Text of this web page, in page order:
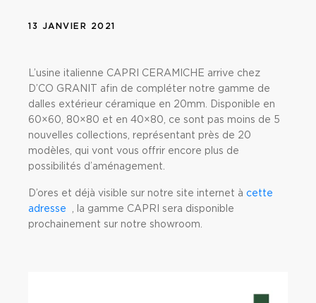
13 JANVIER 2021
L’usine italienne CAPRI CERAMICHE arrive chez
D’CO GRANIT afin de compléter notre gamme de
dalles extérieur céramique en 20mm. Disponible en
60×60, 80×80 et en 40×80, ce sont pas moins de 5
nouvelles collections, représentant près de 20
modèles, qui vont vous offrir encore plus de
possibilités d’aménagement.
D’ores et déjà visible sur notre site internet à cette
adresse , la gamme CAPRI sera disponible
prochainement sur notre showroom.